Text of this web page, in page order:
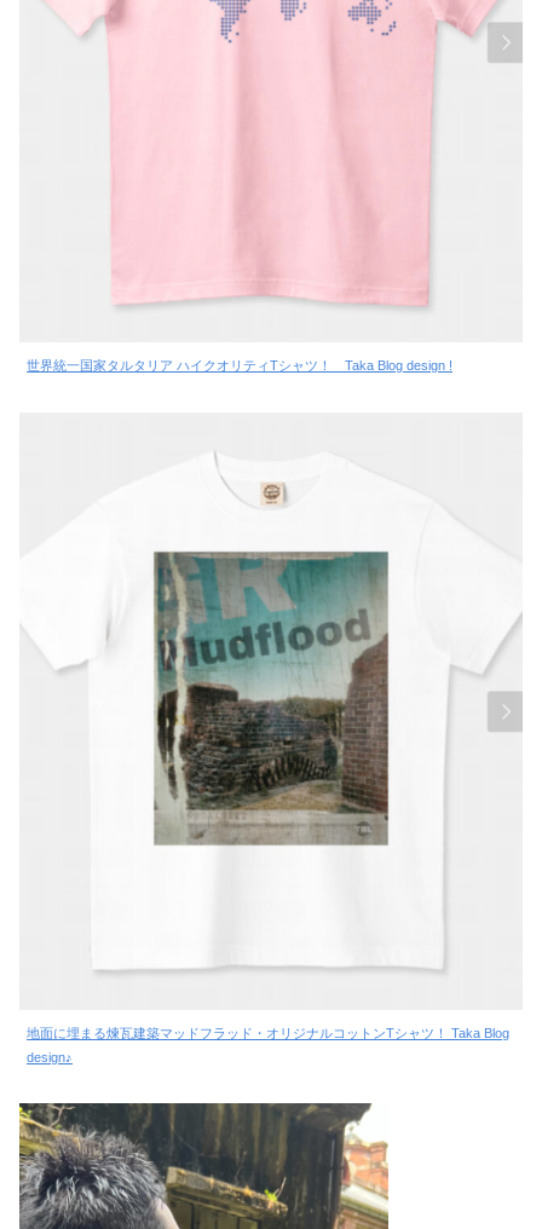
世界統一国家タルタリア ハイクオリティTシャツ！ Taka Blog design !
地面に埋まる煉瓦建築マッドフラッド・オリジナルコットンTシャツ！ Taka Blog
design♪